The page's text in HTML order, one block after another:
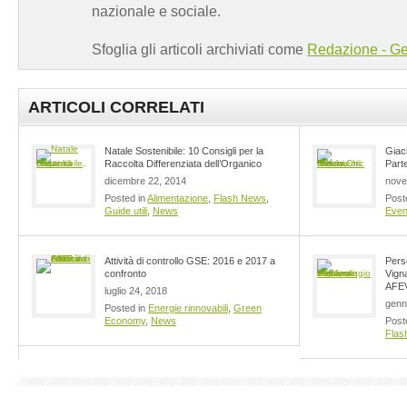
nazionale e sociale.
Sfoglia gli articoli archiviati come Redazione -
ARTICOLI CORRELATI
Natale Sostenibile: 10 Consigli per la
Raccolta Differenziata dell’Organico
dicembre 22, 2014
Posted inAlimentazione Flash News
Guide utili News
Attività di controllo GSE: 2016 e 2017 a
confronto
luglio 24, 2018
Posted in Energie rinnovabili Green
Economy, News